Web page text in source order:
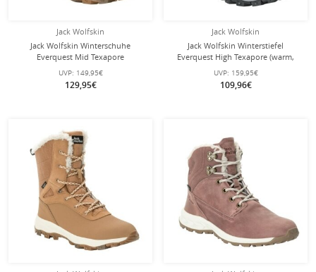
Jack Wolfskin
Jack Wolfskin Winterschuhe
Everquest Mid Texapore
(warm,wasserdicht,PFC-Frei)
phantomgrau Damen
UVP: 149,95€
129,95€
Jack Wolfskin
Jack Wolfskin Winterstiefel
Everquest High Texapore (warm,
wasserdicht, PFC-Frei) phantomgrau
Damen
UVP: 159,95€
109,96€